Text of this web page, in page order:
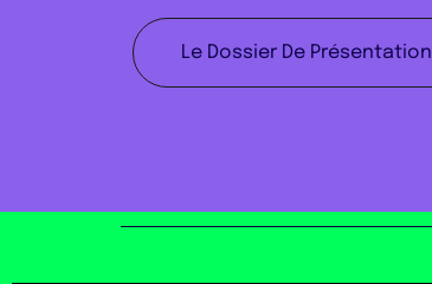
Le Dossier De Présentation